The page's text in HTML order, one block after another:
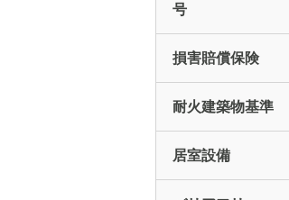
号
損害賠償保険
耐火建築物基準
居室設備